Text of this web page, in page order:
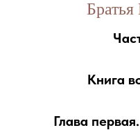
Книга
Глава